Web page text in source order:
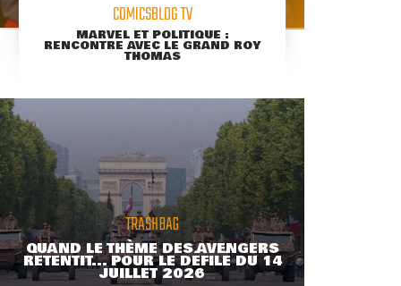
COMICSBLOG TV
MARVEL ET POLITIQUE :
RENCONTRE AVEC LE GRAND ROY
THOMAS
TRASHBAG
QUAND LE THÈME DES AVENGERS
RETENTIT... POUR LE DÉFILÉ DU 14
JUILLET 2026